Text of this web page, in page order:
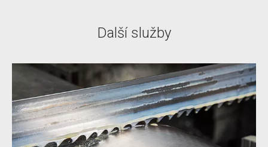
Další služby